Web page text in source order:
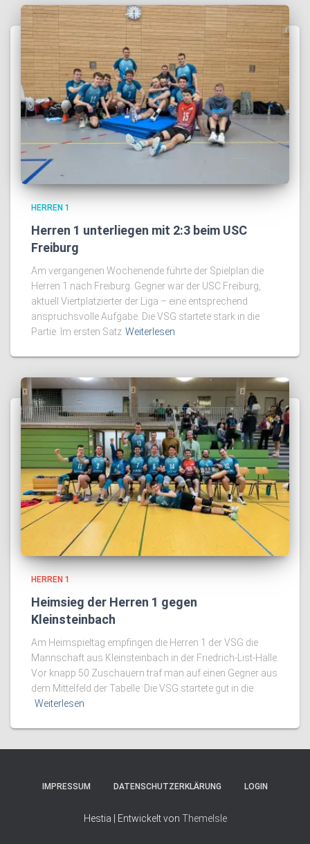
HERREN 1
Herren 1 unterliegen mit 2:3 beim USC
Freiburg
Am vergangenen Wochenende führte der Spielplan die
Herren 1 nach Freiburg. Gegner war der USC Freiburg,
aktuell Viertplatzierter der Liga – eine entsprechend
anspruchsvolle Aufgabe. Die VSG startete stark in die
Partie. Im ersten Satz Weiterlesen
HERREN 1
Heimsieg der Herren 1 gegen
Kleinsteinbach
Am Heimspieltag empfingen die Herren 1 der VSG die
Mannschaft aus Kleinsteinbach in der Friedrich-List-Halle.
Vor knapp 50 Zuschauern traf man auf einen Gegner aus
dem Mittelfeld der Tabelle. Die VSG startete gut in die
Weiterlesen
IMPRESSUM DATENSCHUTZERKLÄRUNG LOGIN
Hestia | Entwickelt von ThemeIsle